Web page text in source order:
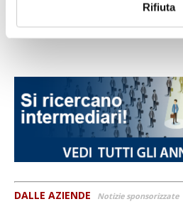
Rifiuta
DALLE AZIENDE Notizie sponsorizzate